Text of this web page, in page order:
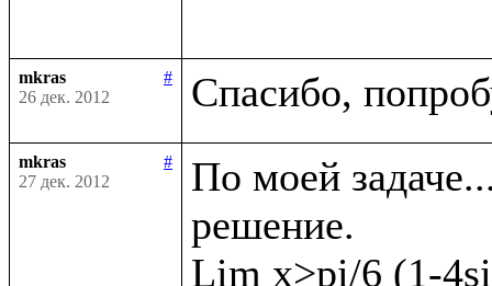
mkras
#
26 дек. 2012
mkras
#
27 дек. 2012
По моей
решение.
Lim x>pi/6 (1-